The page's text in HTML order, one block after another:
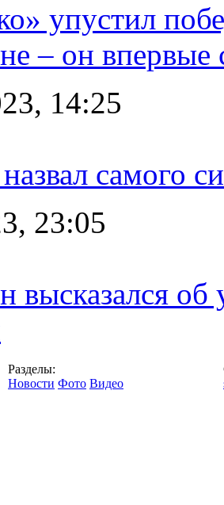
упустил
– он впервые
14:25
самого
23:05
высказался
Разделы:
Новости Фото Видео